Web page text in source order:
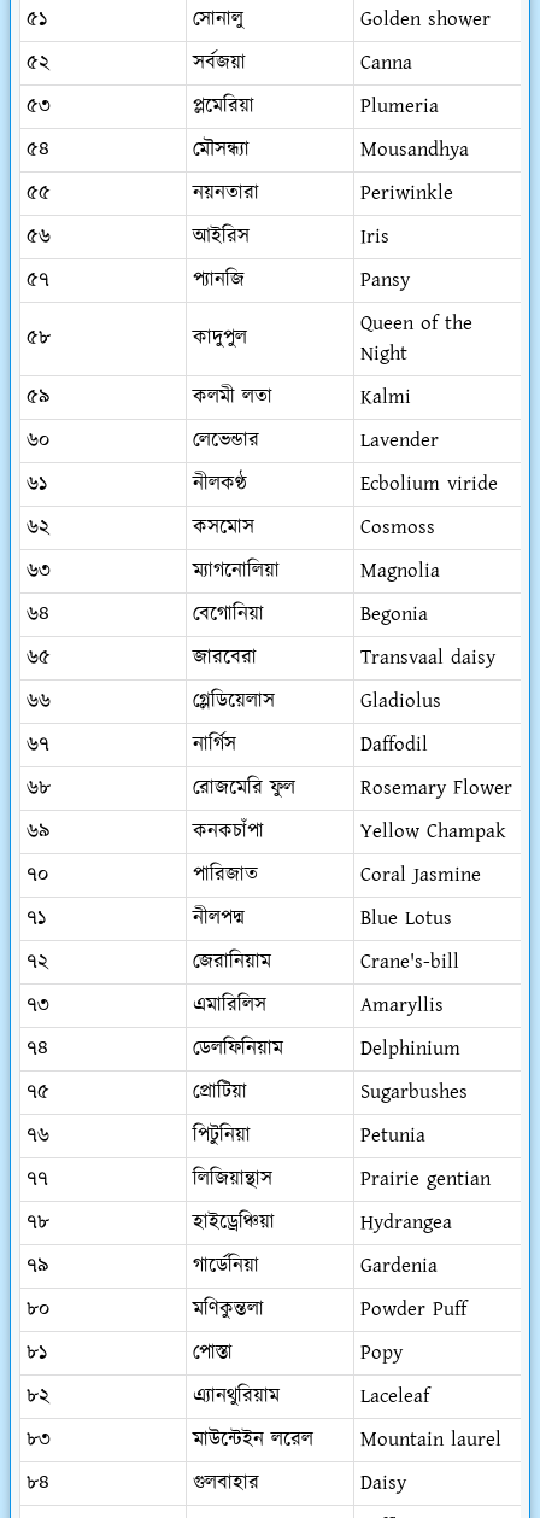
৫১
সোনালু
Golden shower
৫২
সর্বজয়া
Canna
৫৩
প্লমেরিয়া
Plumeria
৫৪
মৌসন্ধ্যা
Mousandhya
৫৫
নয়নতারা
Periwinkle
৫৬
আইরিস
Iris
৫৭
প্যানজি
Pansy
৫৮
কাদুপুল
Queen of the
Night
৫৯
কলমী লতা
Kalmi
৬০
লেভেন্ডার
Lavender
৬১
নীলকণ্ঠ
Ecbolium viride
৬২
কসমোস
Cosmoss
৬৩
ম্যাগনোলিয়া
Magnolia
৬৪
বেগোনিয়া
Begonia
৬৫
জারবেরা
Transvaal daisy
৬৬
গ্লেডিয়েলাস
Gladiolus
৬৭
নার্গিস
Daffodil
৬৮
রোজমেরি ফুল
Rosemary Flower
৬৯
কনকচাঁপা
Yellow Champak
৭০
পারিজাত
Coral Jasmine
৭১
নীলপদ্ম
Blue Lotus
৭২
জেরানিয়াম
Crane's-bill
৭৩
এমারিলিস
Amaryllis
৭৪
ডেলফিনিয়াম
Delphinium
৭৫
প্রোটিয়া
Sugarbushes
৭৬
পিটুনিয়া
Petunia
৭৭
লিজিয়ান্থাস
Prairie gentian
৭৮
হাইড্রেঞ্চিয়া
Hydrangea
৭৯
গার্ডেনিয়া
Gardenia
৮০
মণিকুন্তলা
Powder Puff
৮১
পোস্তা
Popy
৮২
এ্যানথুরিয়াম
Laceleaf
৮৩
মাউন্টেইন লরেল
Mountain laurel
৮৪
গুলবাহার
Daisy